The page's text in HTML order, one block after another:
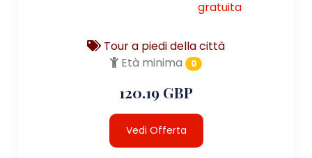
gratuita
Tour a piedi della città
Età minima
0
120.19 GBP
Vedi Offerta